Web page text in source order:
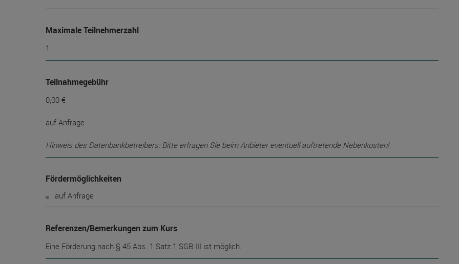
Maximale Teilnehmerzahl
1
Teilnahmegebühr
0,00 €
auf Anfrage
Hinweis des Datenbankbetreibers: Bitte erfragen Sie beim Anbieter eventuell auftretende Nebenkosten!
Fördermöglichkeiten
auf Anfrage
Referenzen/Bemerkungen zum Kurs
Eine Förderung nach § 45 Abs. 1 Satz.1 SGB III ist möglich.